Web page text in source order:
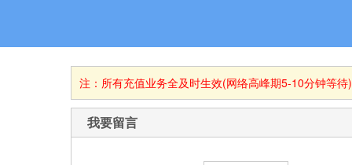
注：所有充值业务全及时生效(网络高峰期5-10分钟等
我要留言